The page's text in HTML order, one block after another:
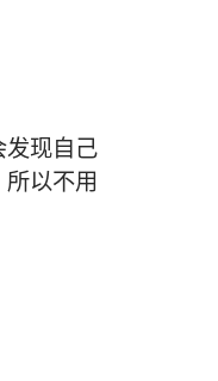
现自己
以不用